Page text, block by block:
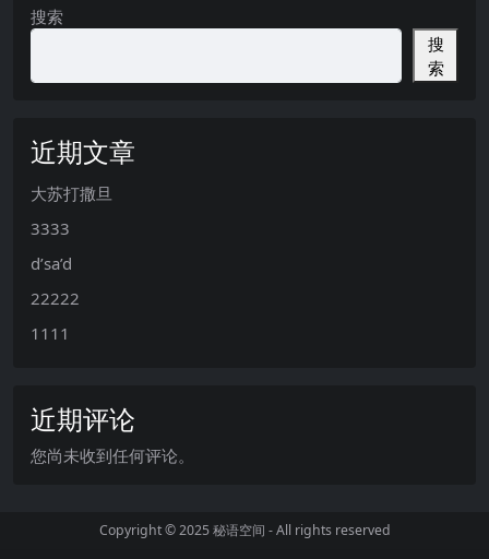
搜索
搜
索
近期文章
大苏打撒旦
3333
d’sa’d
22222
1111
近期评论
您尚未收到任何评论。
Copyright © 2025秘语空间 - All rights reserved